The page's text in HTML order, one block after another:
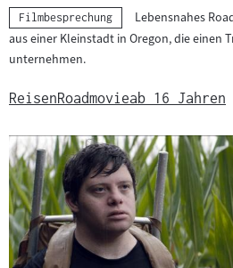
Kategorie:
Filmbesprechung
Lebensnahes
aus einer Kleinstadt in Oregon, die einen
unternehmen.
ReisenRoadmovieab 16 Jahren